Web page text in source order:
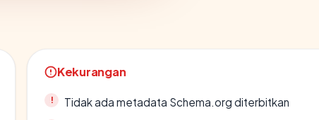
Kekurangan
Tidak ada metadata Schema.org diterbitkan